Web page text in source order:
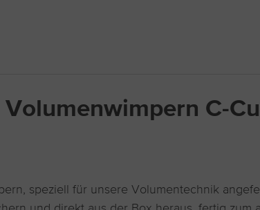
C-
speziell für unsere Volumentechnik